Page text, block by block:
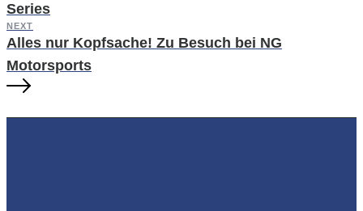
Series
NEXT
Alles nur Kopfsache! Zu Besuch bei NG
Motorsports